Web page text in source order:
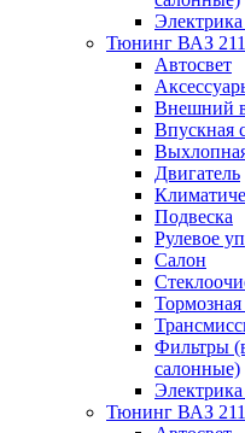
Тюнинг ВАЗ
Автосвет
Внешний
Впускная
Двигатель
Подвеска
Рулевое
Салон
Тормозная
Фильтры
салонные)
Тюнинг ВАЗ